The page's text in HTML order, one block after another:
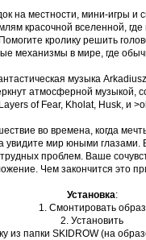
на местности, мини-игры и
красочной вселенной,
кролику решить
механизмы в мире, где
музыка
атмосферной музыкой,
Layers of Fear, Kholat, Husk, и
во времена, когда
увидите мир юными глазами.
проблем. Ваше
Чем закончится это
Установка:
1. Смонтировать образ
2. Установить
из папки SKIDROW (на